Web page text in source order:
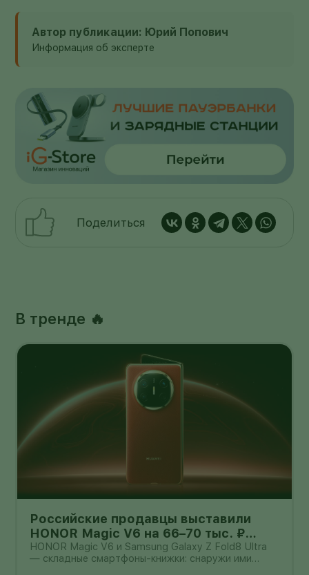
Автор публикации: Юрий Попович
Информация об эксперте
Поделиться
В тренде 🔥
Российские продавцы выставили
HONOR Magic V6 на 66–70 тыс. ₽
дешевле Galaxy Z Fold8 Ultra — но
гарантия другая
HONOR Magic V6 и Samsung Galaxy Z Fold8 Ultra
— складные смартфоны-книжки: снаружи ими